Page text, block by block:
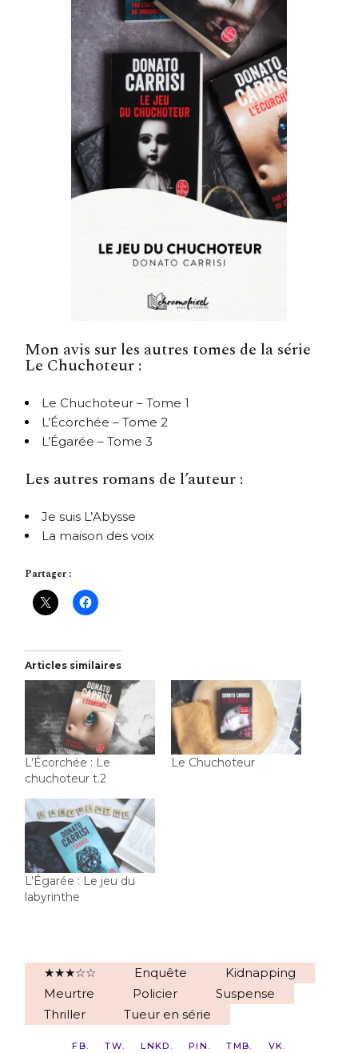
Mon avis sur les autres tomes de la série
Le Chuchoteur :
Le Chuchoteur – Tome 1
L’Écorchée – Tome 2
L’Égarée – Tome 3
Les autres romans de l’auteur :
Je suis L’Abysse
La maison des voix
Partager :
Articles similaires
L’Écorchée : Le
chuchoteur t.2
Le Chuchoteur
L’Égarée : Le jeu du
labyrinthe
★★★☆☆ Enquête
Kidnapping
Meurtre
Policier
Suspense
Thriller
Tueur en série
FB TW LNKD PIN TMB VK